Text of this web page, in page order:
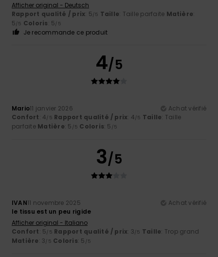
Afficher original - Deutsch
Rapport qualité / prix: 5/5 Taille: Taille parfaite Matière:
5/5 Coloris: 5/5
Je recommande ce produit
4/5
Mario11 janvier 2026
Achat vérifié
Confort: 4/5 Rapport qualité / prix: 4/5 Taille: Taille
parfaite Matière: 5 /5 Coloris: 5 /5
3/5
IVAN11 novembre 2025
Achat vérifié
le tissu est un peu rigide
Afficher original - Italiano
Confort: 5/5 Rapport qualité / prix: 3/5 Taille: Trop grand
Matière: 3/5 Coloris: 5 /5